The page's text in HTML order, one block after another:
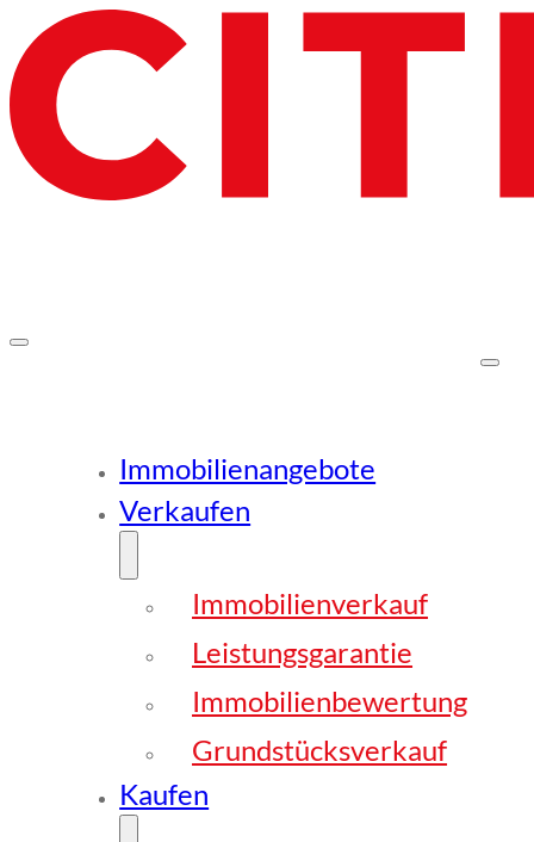
Immobilienangebote
Verkaufen
Immobilienverkauf
Leistungsgarantie
Immobilienbewertung
Grundstücksverkauf
Kaufen